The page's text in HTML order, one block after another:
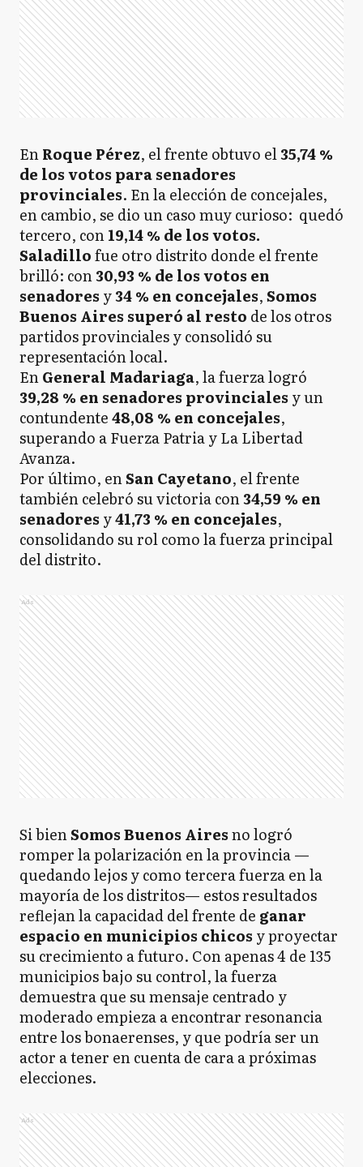
EnRoque Pérez, el frente obtuvo el35,74 %
de los votos para senadores
provinciales. En la elección de concejales,
en cambio, se dio un caso muy curioso: quedó
tercero, con19,14 % de los votos.
Saladillofue otro distrito donde el frente
brilló: con30,93 % de los votos en
senadores y34 % en concejales,Somos
Buenos Aires superó al resto de los otros
partidos provinciales y consolidó su
representación local.
EnGeneral Madariaga, la fuerza logró
39,28 % en senadores provinciales y un
contundente48,08 % en concejales,
superando a Fuerza Patria y La Libertad
Avanza.
Por último, enSan Cayetano, el frente
también celebró su victoria con34,59 % en
senadores y41,73 % en concejales,
consolidando su rol como la fuerza principal
del distrito.
Ads
Si bienSomos Buenos Airesno logró
romper la polarización en la provincia —
quedando lejos y como tercera fuerza en la
mayoría de los distritos— estos resultados
reflejan la capacidad del frente de ganar
espacio en municipios chicos y proyectar
su crecimiento a futuro. Con apenas 4 de 135
municipios bajo su control, la fuerza
demuestra que su mensaje centrado y
moderado empieza a encontrar resonancia
entre los bonaerenses, y que podría ser un
actor a tener en cuenta de cara a próximas
elecciones.
Ads